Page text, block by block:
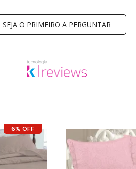
SEJA O PRIMEIRO A PERGUNTAR
6% OFF